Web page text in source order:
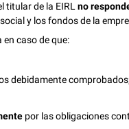
titular de la EIRLno
y los fondos de la
caso de que:
debidamente
por las obligaciones